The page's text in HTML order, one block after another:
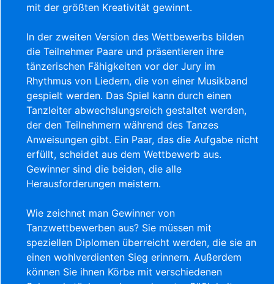
mit der größten Kreativität gewinnt.
In der zweiten Version des Wettbewerbs bilden
die Teilnehmer Paare und präsentieren ihre
tänzerischen Fähigkeiten vor der Jury im
Rhythmus von Liedern, die von einer Musikband
gespielt werden. Das Spiel kann durch einen
Tanzleiter abwechslungsreich gestaltet werden,
der den Teilnehmern während des Tanzes
Anweisungen gibt. Ein Paar, das die Aufgabe nicht
erfüllt, scheidet aus dem Wettbewerb aus.
Gewinner sind die beiden, die alle
Herausforderungen meistern.
Wie zeichnet man Gewinner von
Tanzwettbewerben aus? Sie müssen mit
speziellen Diplomen überreicht werden, die sie an
einen wohlverdienten Sieg erinnern. Außerdem
können Sie ihnen Körbe mit verschiedenen